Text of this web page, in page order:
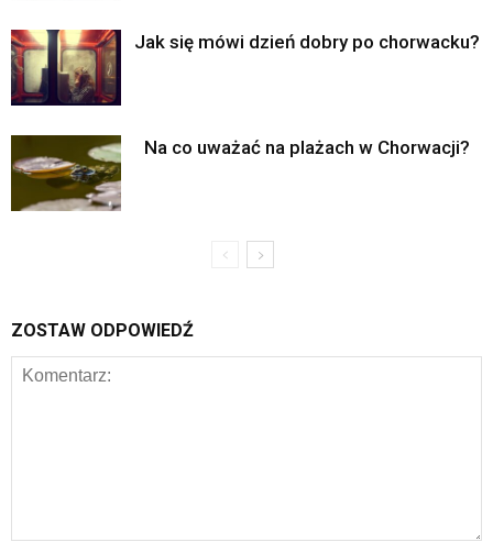
Jak się mówi dzień dobry po chorwacku?
Na co uważać na plażach w Chorwacji?
ZOSTAW ODPOWIEDŹ